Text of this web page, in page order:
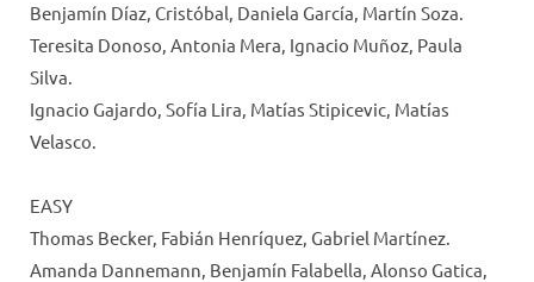
Benjamín Díaz, Cristóbal, Daniela García, Martín Soza.
Teresita Donoso, Antonia Mera, Ignacio Muñoz, Paula
Silva.
Ignacio Gajardo, Sofía Lira, Matías Stipicevic, Matías
Velasco.
EASY
Thomas Becker, Fabián Henríquez, Gabriel Martínez.
Amanda Dannemann, Benjamín Falabella, Alonso Gatica,